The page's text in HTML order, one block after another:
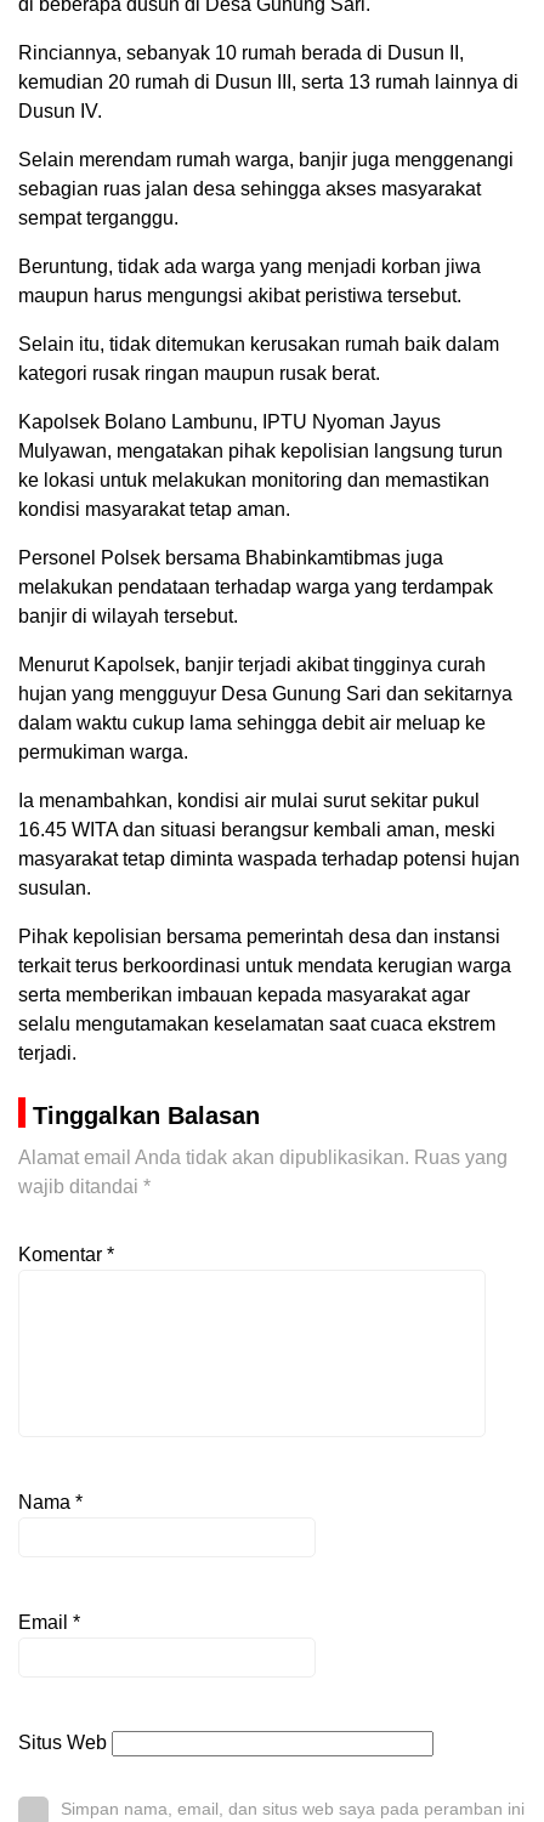
di beberapa dusun di Desa Gunung Sari.
Rinciannya, sebanyak 10 rumah berada di Dusun II,
kemudian 20 rumah di Dusun III, serta 13 rumah lainnya di
Dusun IV.
Selain merendam rumah warga, banjir juga menggenangi
sebagian ruas jalan desa sehingga akses masyarakat
sempat terganggu.
Beruntung, tidak ada warga yang menjadi korban jiwa
maupun harus mengungsi akibat peristiwa tersebut.
Selain itu, tidak ditemukan kerusakan rumah baik dalam
kategori rusak ringan maupun rusak berat.
Kapolsek Bolano Lambunu, IPTU Nyoman Jayus
Mulyawan, mengatakan pihak kepolisian langsung turun
ke lokasi untuk melakukan monitoring dan memastikan
kondisi masyarakat tetap aman.
Personel Polsek bersama Bhabinkamtibmas juga
melakukan pendataan terhadap warga yang terdampak
banjir di wilayah tersebut.
Menurut Kapolsek, banjir terjadi akibat tingginya curah
hujan yang mengguyur Desa Gunung Sari dan sekitarnya
dalam waktu cukup lama sehingga debit air meluap ke
permukiman warga.
Ia menambahkan, kondisi air mulai surut sekitar pukul
16.45 WITA dan situasi berangsur kembali aman, meski
masyarakat tetap diminta waspada terhadap potensi hujan
susulan.
Pihak kepolisian bersama pemerintah desa dan instansi
terkait terus berkoordinasi untuk mendata kerugian warga
serta memberikan imbauan kepada masyarakat agar
selalu mengutamakan keselamatan saat cuaca ekstrem
terjadi.
Tinggalkan Balasan
Alamat email Anda tidak akan dipublikasikan. Ruas yang
wajib ditandai *
Komentar *
Nama *
Email *
Situs Web
Simpan nama, email, dan situs web saya pada peramban ini